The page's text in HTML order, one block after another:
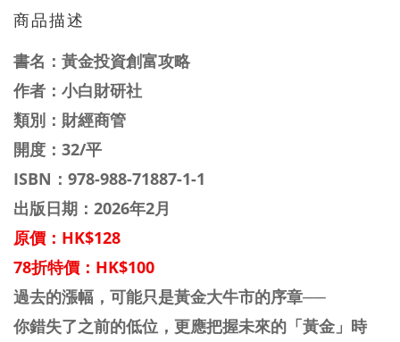
商品描述
書名： 黃金投資創富攻略
作者： 小白財研社
類別：財經商管
開度：32/平
ISBN： 978-988-71887-1-1
出版日期：2026年2月
原價：HK$128
78折特價：HK$100
過去的漲幅，可能只是黃金大牛市的序章──
你錯失了之前的低位，更應把握未來的「黃金」時